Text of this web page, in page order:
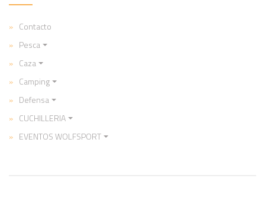
Contacto
Pesca
Caza
Camping
Defensa
CUCHILLERIA
EVENTOS WOLFSPORT